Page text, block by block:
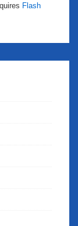
Flash